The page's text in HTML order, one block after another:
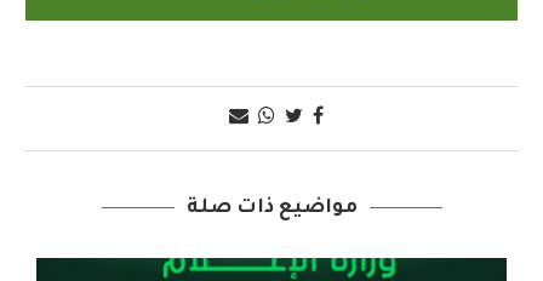
مواضيع ذات صلة